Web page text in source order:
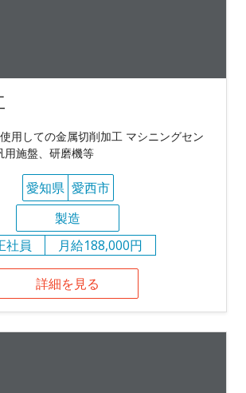
用しての金属切削加工 マシニングセン
用施盤、研磨機等
愛知県 愛西市
製造
社員
月給188,000円
詳細を見る